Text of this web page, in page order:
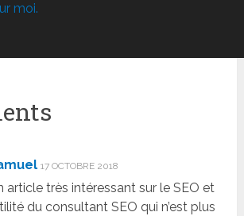
moi.
17 OCTOBRE 2018
article très intéressant sur le SEO et
du consultant SEO qui n’est plus